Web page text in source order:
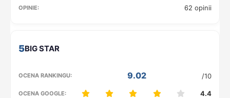
62 opinii
5
9.02 /10
4.4